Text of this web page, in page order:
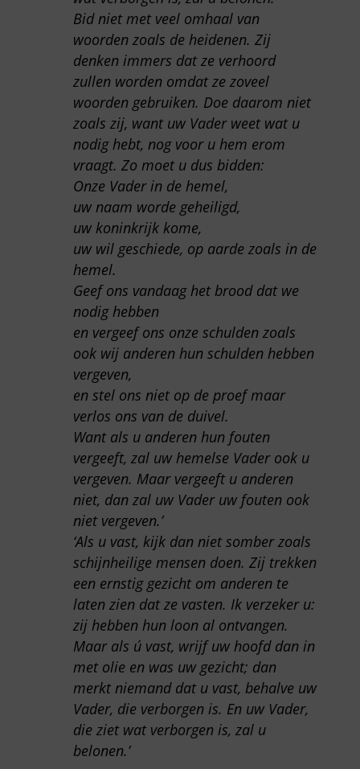
Bid niet met veel omhaal van
woorden zoals de heidenen. Zij
denken immers dat ze verhoord
zullen worden omdat ze zoveel
woorden gebruiken. Doe daarom niet
zoals zij, want uw Vader weet wat u
nodig hebt, nog voor u hem erom
vraagt. Zo moet u dus bidden:
Onze Vader in de hemel,
uw naam worde geheiligd,
uw koninkrijk kome,
uw wil geschiede, op aarde zoals in de
hemel.
Geef ons vandaag het brood dat we
nodig hebben
en vergeef ons onze schulden zoals
ook wij anderen hun schulden hebben
vergeven,
en stel ons niet op de proef maar
verlos ons van de duivel.
Want als u anderen hun fouten
vergeeft, zal uw hemelse Vader ook u
vergeven. Maar vergeeft u anderen
niet, dan zal uw Vader uw fouten ook
niet vergeven.’
‘Als u vast, kijk dan niet somber zoals
schijnheilige mensen doen. Zij trekken
een ernstig gezicht om anderen te
laten zien dat ze vasten. Ik verzeker u:
zij hebben hun loon al ontvangen.
Maar als ú vast, wrijf uw hoofd dan in
met olie en was uw gezicht; dan
merkt niemand dat u vast, behalve uw
Vader, die verborgen is. En uw Vader,
die ziet wat verborgen is, zal u
belonen.’